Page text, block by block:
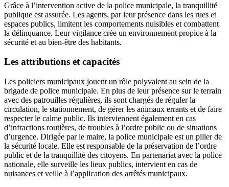
Grâce à l’intervention active de la police municipale, la tranquillité
publique est assurée. Les agents, par leur présence dans les rues et
espaces publics, limitent les comportements nuisibles et combattent
la délinquance. Leur vigilance crée un environnement propice à la
sécurité et au bien-être des habitants.
Les attributions et capacités
Les policiers municipaux jouent un rôle polyvalent au sein de la
brigade de police municipale. En plus de leur présence sur le terrain
avec des patrouilles régulières, ils sont chargés de réguler la
circulation, le stationnement, de gérer les animaux errants et de faire
respecter le calme public. Ils interviennent également en cas
d’infractions routières, de troubles à l’ordre public ou de situations
d’urgence. Dirigée par le maire, la police municipale est un pilier de
la sécurité locale. Elle est responsable de la préservation de l’ordre
public et de la tranquillité des citoyens. En partenariat avec la police
nationale, elle surveille les lieux publics, intervient en cas de
nuisances et veille à l’application des arrêtés municipaux.